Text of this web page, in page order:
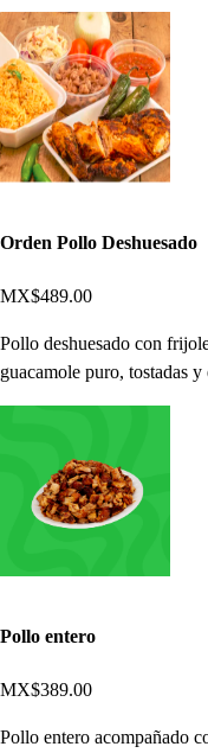
Orden Pollo Deshuesado
MX$489.00
Pollo deshuesado con
guacamole puro, tostadas
Pollo entero
MX$389.00
Pollo entero acompañado